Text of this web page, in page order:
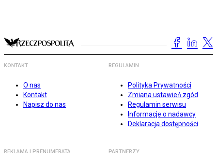
KONTAKT
O nas
Kontakt
Napisz do nas
REGULAMIN
Polityka Prywatności
Zmiana ustawień zgód
Regulamin serwisu
Informacje o nadawcy
Deklaracja dostępności
REKLAMA I PRENUMERATA PARTNERZY